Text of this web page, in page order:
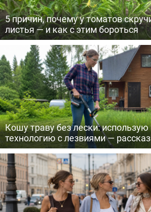
5 причин, почему у томатов
листья — и как с этим бороться
Кошу траву без лески:
технологию с лезвиями —